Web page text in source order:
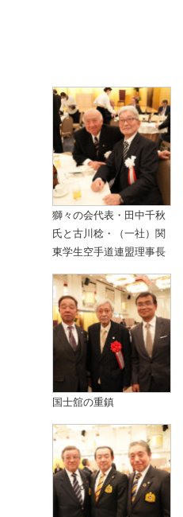
獅々の会代表・田中千秋
氏と古川稔・（一社）関
東学生空手道連盟理事長
国士舘の重鎮